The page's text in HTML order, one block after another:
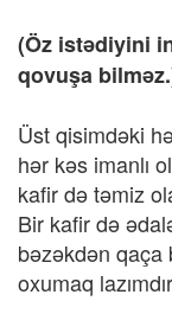
(Öz istədiyini
qovuşa
Üst qisimdəki
hər kəs imanlı
kafir də təmiz
Bir kafir də
bəzəkdən qaça
oxumaq